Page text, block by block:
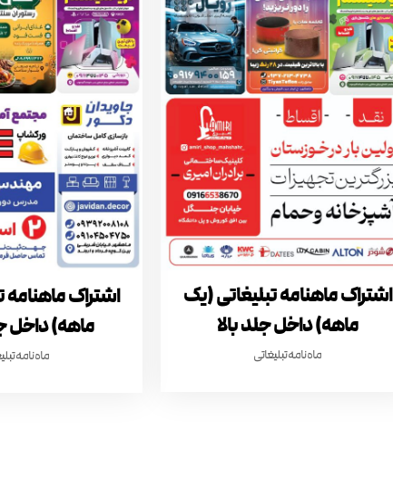
اشتراک ماهنامه تبلیغاتی (یک
ماهه) داخل جلد بالا
ماه نامه تبلیغاتی
اشتراک ماهنامه
ماهه) داخل
ماه نامه